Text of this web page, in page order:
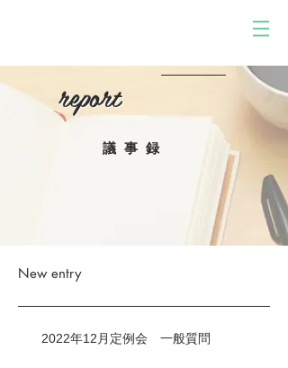
report
report
議事録
New entry
2022年12月定例会 一般質問